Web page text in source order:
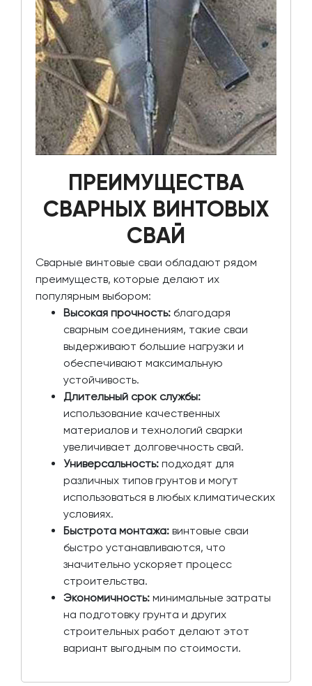
ПРЕИМУЩЕСТВА
СВАРНЫХ ВИНТОВЫХ
СВАЙ
Сварные винтовые сваи обладают рядом
преимуществ, которые делают их
популярным выбором:
Высокая прочность: благодаря
сварным соединениям, такие сваи
выдерживают большие нагрузки и
обеспечивают максимальную
устойчивость.
Длительный срок службы:
использование качественных
материалов и технологий сварки
увеличивает долговечность свай.
Универсальность: подходят для
различных типов грунтов и могут
использоваться в любых климатических
условиях.
Быстрота монтажа: винтовые сваи
быстро устанавливаются, что
значительно ускоряет процесс
строительства.
Экономичность: минимальные затраты
на подготовку грунта и других
строительных работ делают этот
вариант выгодным по стоимости.